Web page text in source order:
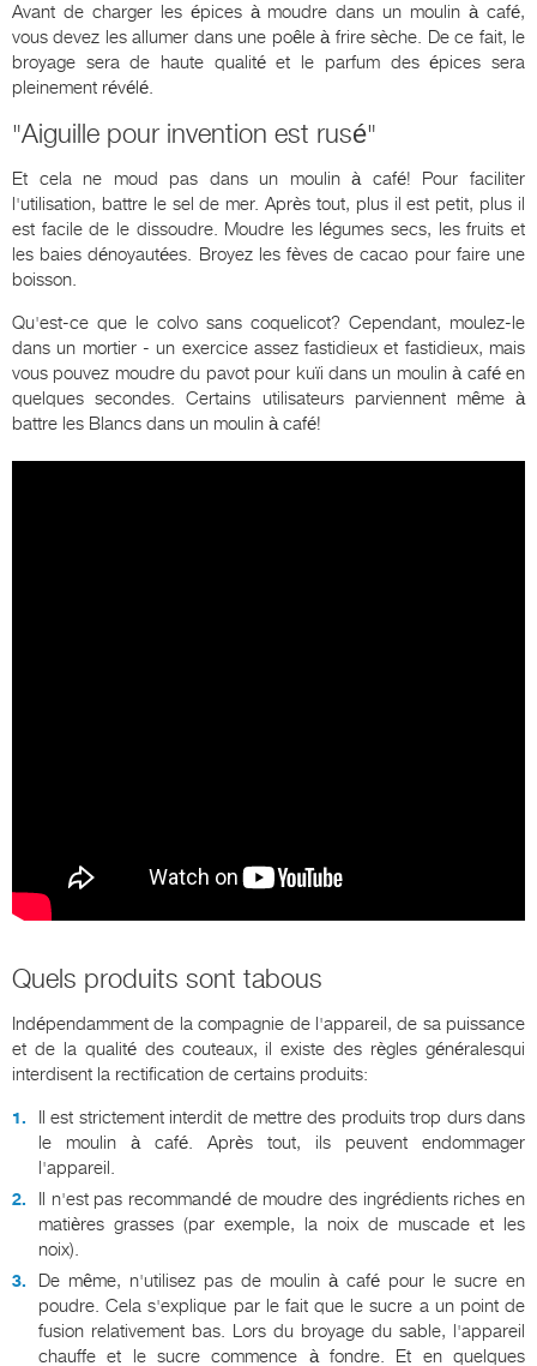
Avant de charger les épices à moudre dans un moulin à café,
vous devez les allumer dans une poêle à frire sèche. De ce fait, le
broyage sera de haute qualité et le parfum des épices sera
pleinement révélé.
"Aiguille pour invention est rusé"
Et cela ne moud pas dans un moulin à café! Pour faciliter
l'utilisation, battre le sel de mer. Après tout, plus il est petit, plus il
est facile de le dissoudre. Moudre les légumes secs, les fruits et
les baies dénoyautées. Broyez les fèves de cacao pour faire une
boisson.
Qu'est-ce que le colvo sans coquelicot? Cependant, moulez-le
dans un mortier - un exercice assez fastidieux et fastidieux, mais
vous pouvez moudre du pavot pour kuïi dans un moulin à café en
quelques secondes. Certains utilisateurs parviennent même à
battre les Blancs dans un moulin à café!
Quels produits sont tabous
Indépendamment de la compagnie de l'appareil, de sa puissance
et de la qualité des couteaux, il existe des règles généralesqui
interdisent la rectification de certains produits:
Il est strictement interdit de mettre des produits trop durs dans
le moulin à café. Après tout, ils peuvent endommager
l'appareil.
Il n'est pas recommandé de moudre des ingrédients riches en
matières grasses (par exemple, la noix de muscade et les
noix).
De même, n'utilisez pas de moulin à café pour le sucre en
poudre. Cela s'explique par le fait que le sucre a un point de
fusion relativement bas. Lors du broyage du sable, l'appareil
chauffe et le sucre commence à fondre. Et en quelques